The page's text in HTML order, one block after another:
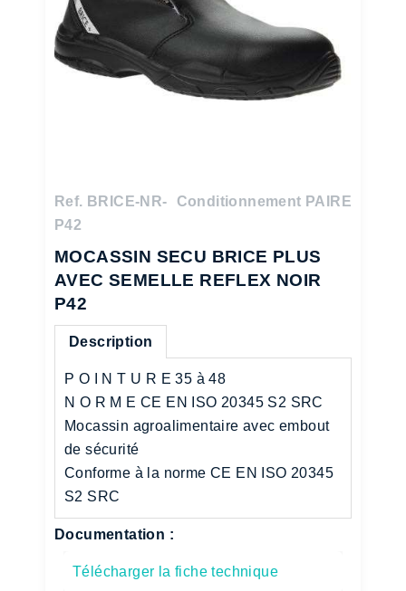
Ref. BRICE-NR-
P42
Conditionnement PAIRE
MOCASSIN SECU BRICE PLUS
AVEC SEMELLE REFLEX NOIR
P42
Description
P O I N T U R E 35 à 48
N O R M E CE EN ISO 20345 S2 SRC
Mocassin agroalimentaire avec embout
de sécurité
Conforme à la norme CE EN ISO 20345
S2 SRC
Documentation :
Télécharger la fiche technique